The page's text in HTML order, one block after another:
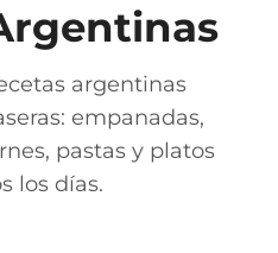
argentinas
empanadas,
pastas y platos
los días.